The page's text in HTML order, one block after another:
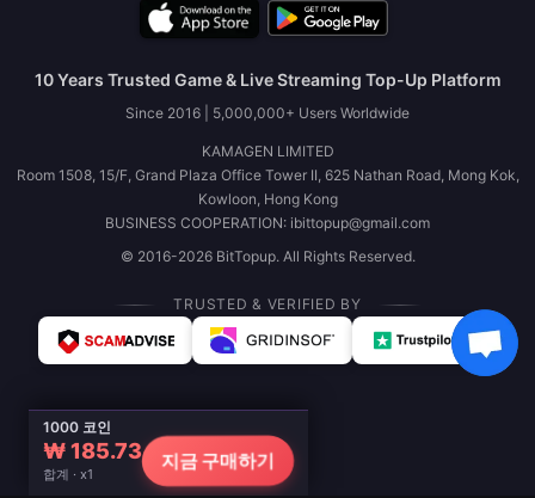
1000 코인
₩ 185.73
합계 · x1 지금 구매하기
10 Years Trusted Game & Live Streaming Top-Up Platform
Since 2016 | 5,000,000+ Users Worldwide
KAMAGEN LIMITED
Room 1508, 15/F, Grand Plaza Office Tower II, 625 Nathan Road, Mong Kok,
Kowloon, Hong Kong
BUSINESS COOPERATION: ibittopup@gmail.com
© 2016-2026 BitTopup. All Rights Reserved.
TRUSTED & VERIFIED BY